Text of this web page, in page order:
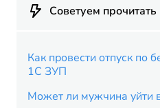
Советуем прочитать
Как провести отпуск по
1С ЗУП
Может ли мужчина уйти